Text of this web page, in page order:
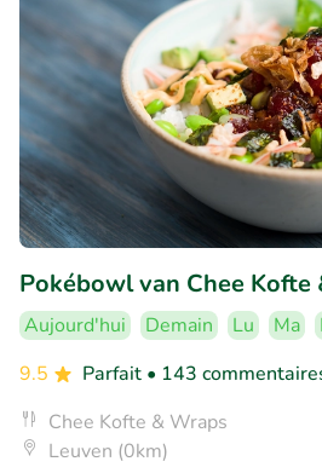
Pokébowl van Chee Kofte
Aujourd'hui Demain Lu Ma
9.5
Parfait • 143
Chee Kofte & Wraps
Leuven (0km)